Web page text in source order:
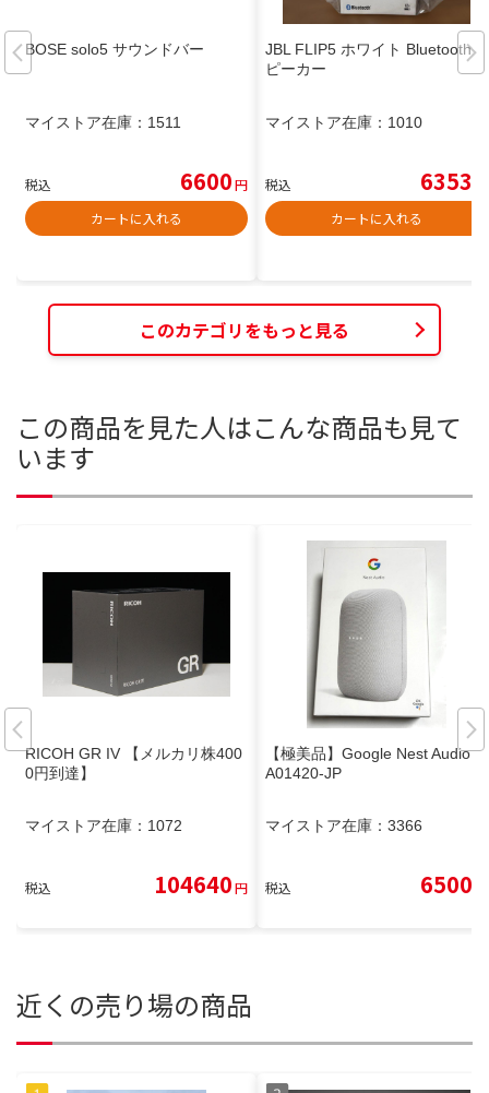
BOSE solo5 サウンドバー
マイストア在庫： 1511
税込 6600円
カートに入れる
JBL FLIP5 ホワイト Bluetoothス
ピーカー
マイストア在庫： 1010
税込 6353
カートに入れる
このカテゴリをもっと見る
この商品を見た人はこんな商品も見て
います
RICOH GR IV 【メルカリ株400
0円到達】
マイストア在庫： 1072
税込 104640円
【極美品】Google Nest Audio G
A01420-JP
マイストア在庫： 3366
税込 6500
近くの売り場の商品